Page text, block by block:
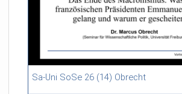
Sa-Uni SoSe 26 (14) Obrecht
46:53 duration